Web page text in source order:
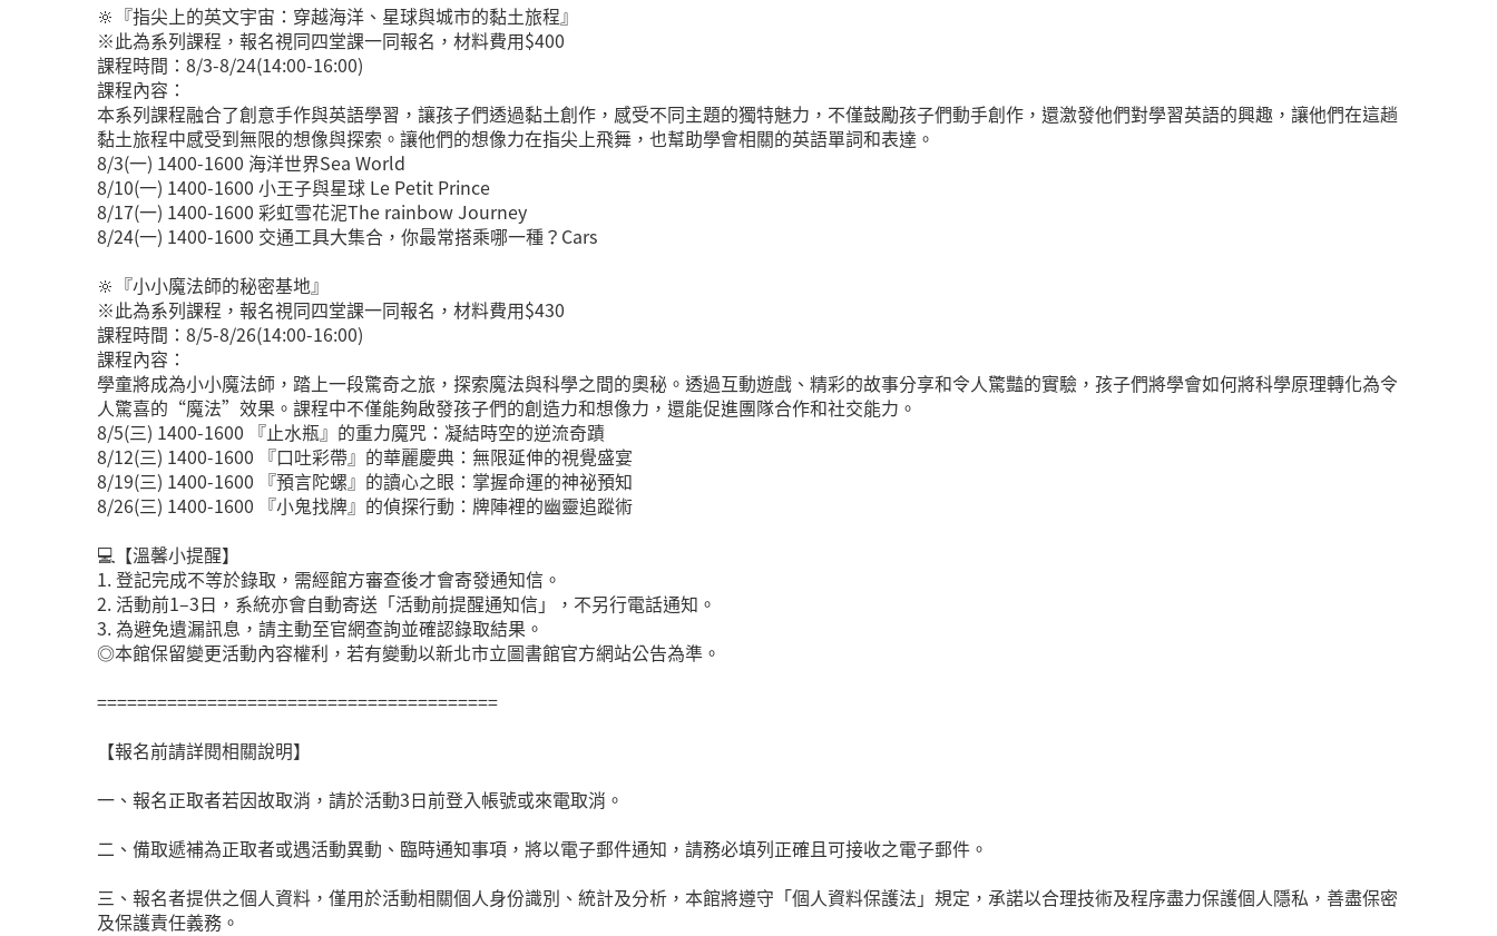
🔆『指尖上的英文宇宙：穿越海洋、星球與城市的黏土旅程』
※此為系列課程，報名視同四堂課一同報名，材料費用$400
課程時間：8/3-8/24(14:00-16:00)
課程內容：
本系列課程融合了創意手作與英語學習，讓孩子們透過黏土創作，感受不同主題的獨特魅力，不僅鼓勵孩子們動手創作，還激發他們對學習英語的興趣，讓他們在這趟
黏土旅程中感受到無限的想像與探索。讓他們的想像力在指尖上飛舞，也幫助學會相關的英語單詞和表達。
8/3(一) 1400-1600 海洋世界Sea World
8/10(一) 1400-1600 小王子與星球 Le Petit Prince
8/17(一) 1400-1600 彩虹雪花泥The rainbow Journey
8/24(一) 1400-1600 交通工具大集合，你最常搭乘哪一種？Cars
🔆『小小魔法師的秘密基地』
※此為系列課程，報名視同四堂課一同報名，材料費用$430
課程時間：8/5-8/26(14:00-16:00)
課程內容：
學童將成為小小魔法師，踏上一段驚奇之旅，探索魔法與科學之間的奧秘。透過互動遊戲、精彩的故事分享和令人驚豔的實驗，孩子們將學會如何將科學原理轉化為令
人驚喜的“魔法”效果。課程中不僅能夠啟發孩子們的創造力和想像力，還能促進團隊合作和社交能力。
8/5(三) 1400-1600 『止水瓶』的重力魔咒：凝結時空的逆流奇蹟
8/12(三) 1400-1600 『口吐彩帶』的華麗慶典：無限延伸的視覺盛宴
8/19(三) 1400-1600 『預言陀螺』的讀心之眼：掌握命運的神祕預知
8/26(三) 1400-1600 『小鬼找牌』的偵探行動：牌陣裡的幽靈追蹤術
💻【溫馨小提醒】
1. 登記完成不等於錄取，需經館方審查後才會寄發通知信。
2. 活動前1–3日，系統亦會自動寄送「活動前提醒通知信」，不另行電話通知。
3. 為避免遺漏訊息，請主動至官網查詢並確認錄取結果。
◎本館保留變更活動內容權利，若有變動以新北市立圖書館官方網站公告為準。
========================================
【報名前請詳閱相關說明】
一、報名正取者若因故取消，請於活動3日前登入帳號或來電取消。
二、備取遞補為正取者或遇活動異動、臨時通知事項，將以電子郵件通知，請務必填列正確且可接收之電子郵件。
三、報名者提供之個人資料，僅用於活動相關個人身份識別、統計及分析，本館將遵守「個人資料保護法」規定，承諾以合理技術及程序盡力保護個人隱私，善盡保密
及保護責任義務。